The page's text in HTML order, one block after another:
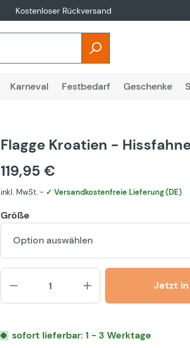
Kostenloser Rückversand
Karneval Festbedarf Geschenke
Flagge Kroatien -
119,95 €
inkl. MwSt. - ✓ Versandkostenfreie Lieferung (DE)
Größe
Option auswählen
ProduktJetzt in
sofort lieferbar: 1 - 3 Werktage